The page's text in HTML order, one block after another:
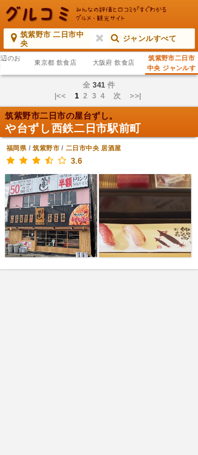
筑紫野市 二日市中
央
ジャンルすべて
のお
東京都 飲食店 大阪府 飲食店
筑紫野市二日市
中央 ジャンルす
べて
全341 件
|<< 12 3 4 次 >>|
筑紫野市二日市の屋台ずし。
や台ずし西鉄二日市駅前町
福岡県/筑紫野市/二日市中央 居酒屋
3.6